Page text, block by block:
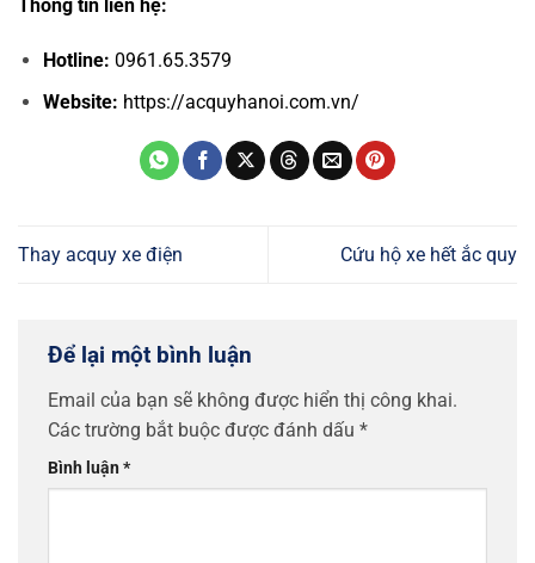
Thông tin liên hệ:
Hotline: 0961.65.3579
Website: https://acquyhanoi.com.vn/
Thay acquy xe điện Cứu hộ xe hết ắc quy
Để lại một bình luận
Email của bạn sẽ không được hiển thị công khai.
Các trường bắt buộc được đánh dấu *
Bình luận*